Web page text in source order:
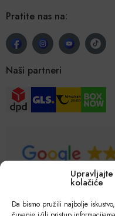
kolačiće
Da bismo pružili najbolje
Pratite nas na:
Naši partneri